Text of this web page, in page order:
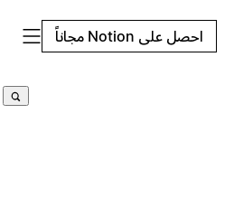
احصل على Notion مجاناً